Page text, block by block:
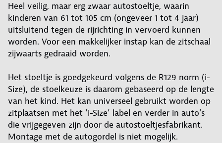
Heel veilig, maar erg zwaar autostoeltje, waarin
kinderen van 61 tot 105 cm (ongeveer 1 tot 4 jaar)
uitsluitend tegen de rijrichting in vervoerd kunnen
worden. Voor een makkelijker instap kan de zitschaal
zijwaarts gedraaid worden.
Het stoeltje is goedgekeurd volgens de R129 norm (i-
Size), de stoelkeuze is daarom gebaseerd op de lengte
van het kind. Het kan universeel gebruikt worden op
zitplaatsen met het ‘i-Size’ label en verder in auto’s
die vrijgegeven zijn door de autostoeltjesfabrikant.
Montage met de autogordel is niet mogelijk.